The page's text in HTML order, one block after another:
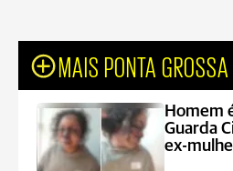
MAIS PONTA GROSSA
Homem
Guarda
ex-